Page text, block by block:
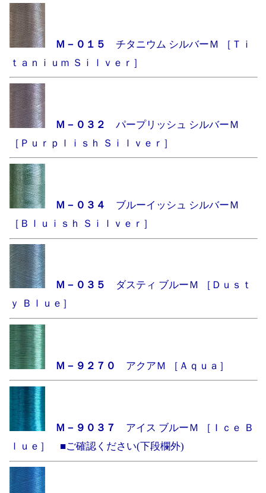
Ｍ－０１５
チタニウム シルバーＭ ［Ｔｉ
ｔａｎｉｕｍ Ｓｉｌｖｅｒ］
Ｍ－０３２
パープリッシュ シルバーＭ
［Ｐｕｒｐｌｉｓｈ Ｓｉｌｖｅｒ］
Ｍ－０３４
ブルーイッシュ シルバーＭ
［Ｂｌｕｉｓｈ Ｓｉｌｖｅｒ］
Ｍ－０３５
ダスティ ブルーＭ ［Ｄｕｓｔ
ｙ Ｂｌｕｅ］
Ｍ－９２７０ アクアＭ ［Ａｑｕａ］
Ｍ－９０３７
アイス ブルーＭ ［Ｉｃｅ Ｂ
ｌｕｅ］ ■ご確認ください(下段欄外)